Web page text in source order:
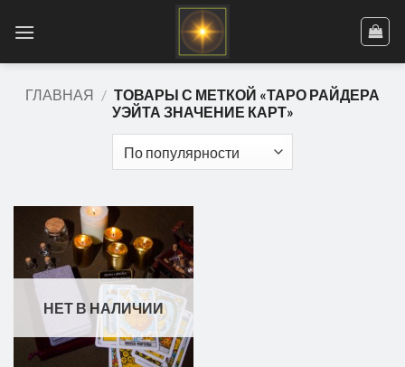
ГЛАВНАЯ / ТОВАРЫ С МЕТКОЙ «ТАРО РАЙДЕРА
УЭЙТА ЗНАЧЕНИЕ КАРТ»
НЕТ В НАЛИЧИИ